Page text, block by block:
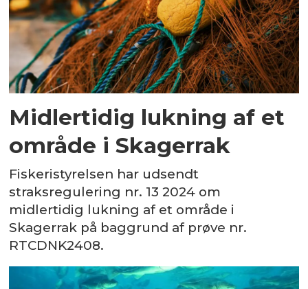
Midlertidig lukning af et
område i Skagerrak
Fiskeristyrelsen har udsendt
straksregulering nr. 13 2024 om
midlertidig lukning af et område i
Skagerrak på baggrund af prøve nr.
RTCDNK2408.